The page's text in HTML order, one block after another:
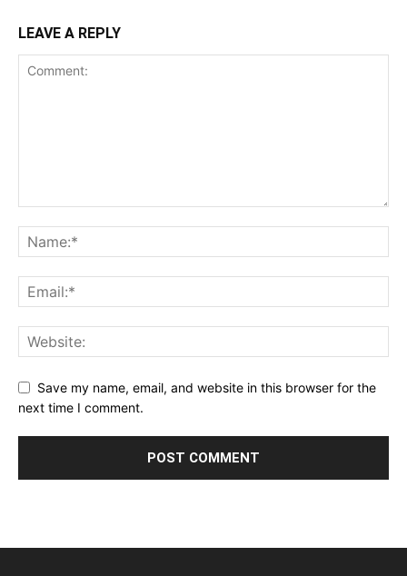
LEAVE A REPLY
Save my name, email, and website in this browser for the
next time I comment.